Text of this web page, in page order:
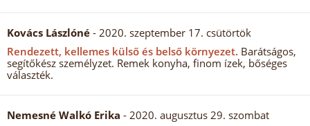
Kovács Lászlóné - 2020. szeptember 17. csütörtök
Rendezett, kellemes külső és belső környezet. Barátságos,
segítőkész személyzet. Remek konyha, finom ízek, bőséges
választék.
Nemesné Walkó Erika - 2020. augusztus 29. szombat